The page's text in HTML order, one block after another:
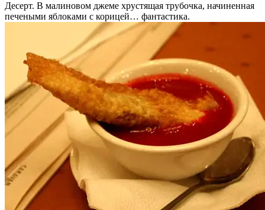
Десерт. В малиновом джеме хрустящая трубочка, начиненная
печеными яблоками с корицей… фантастика.